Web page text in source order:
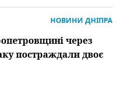
НОВИНИ ДНІПРА
через
постраждали двоє